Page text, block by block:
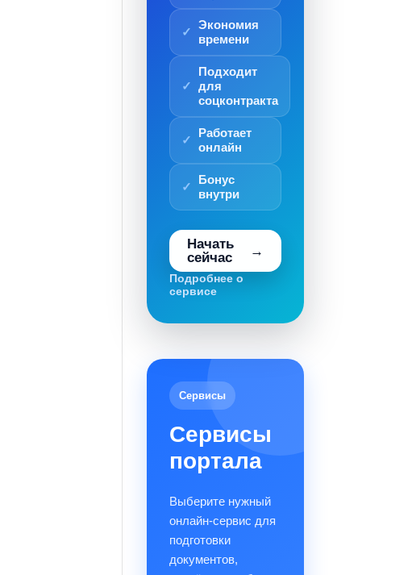
Экономия
времени
Подходит
для
соцконтракта
Работает
онлайн
Бонус
внутри
Начать
сейчас
Подробнее о
сервисе
Сервисы
Сервисы
портала
Выберите нужный
онлайн-сервис для
подготовки
документов,